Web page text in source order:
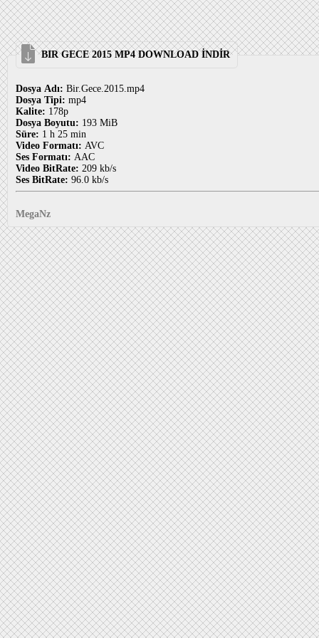
BIR GECE 2015 MP4 DOWNLOAD İNDİR
Dosya Adı: Bir.Gece.2015.mp4
Dosya Tipi: mp4
Kalite: 178p
Dosya Boyutu: 193 MiB
Süre: 1 h 25 min
Video Formatı: AVC
Ses Formatı: AAC
Video BitRate: 209 kb/s
Ses BitRate: 96.0 kb/s
MegaNz